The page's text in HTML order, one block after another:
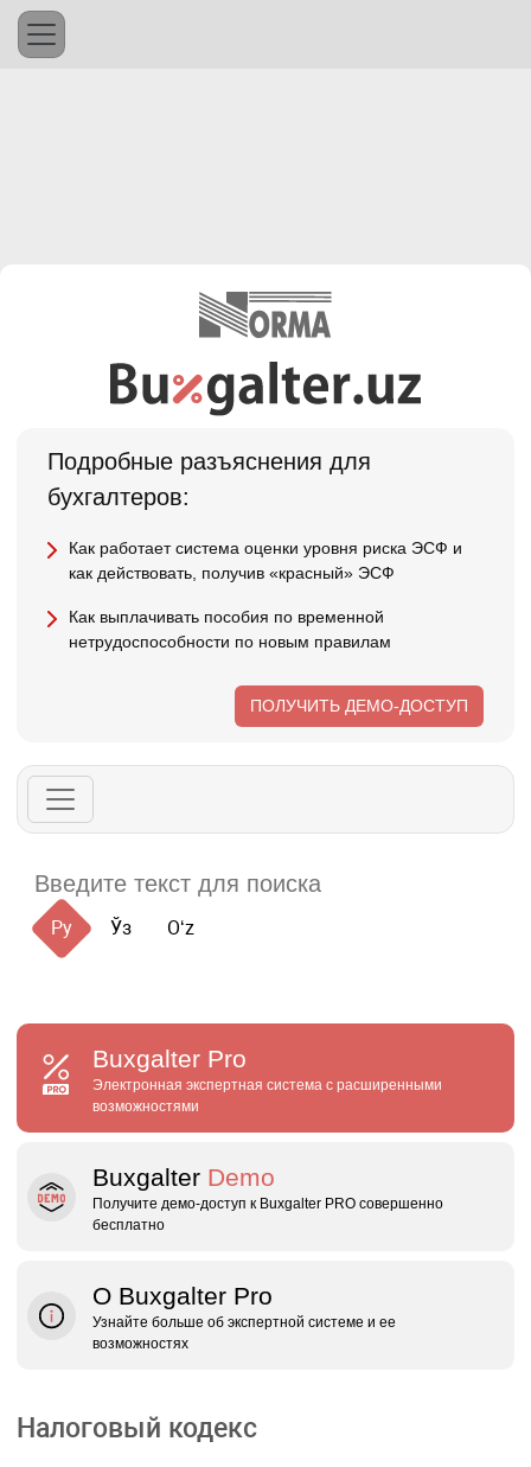
Подробные разъяснения для
бухгалтеров:
Как работает система оценки уровня риска ЭСФ и
как действовать, получив «красный» ЭСФ
Как выплачивать пособия по временной
нетрудоспособности по новым правилам
ПОЛУЧИТЬ ДЕМО-ДОСТУП
Ру Ўз Oʻz
Buxgalter Pro
Электронная экспертная система с расширенными
возможностями
Buxgalter Demo
Получите демо‑доступ к Buxgalter PRO совершенно
бесплатно
О Buxgalter Pro
Узнайте больше об экспертной системе и ее
возможностях
Налоговый кодекс